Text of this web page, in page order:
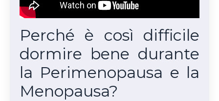
Perché è così difficile
dormire bene durante
la Perimenopausa e la
Menopausa?